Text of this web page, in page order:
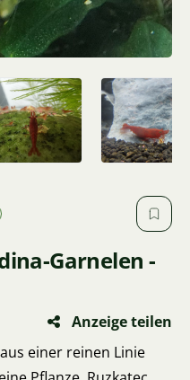
Garnelen -
Anzeige teilen
einer reinen Linie